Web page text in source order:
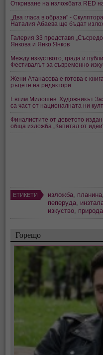
Откриване на изложбата RED
„Два гласа в образи" -
Наталия Абаева ще бъдат
Галерия 33 представя
Янкова и Янко Янков
Между изкуството, града и
Фестивалът за съвременно
Жени Атанасова е готова с
ръцете на редактори
Евтим Милошев: Художникът
са част от националната ни
Финалистите от деветото
обща изложба „Капитал от
ЕТИКЕТИ изложба, планина,
пеперуда,
изкуство, природа
Горещо